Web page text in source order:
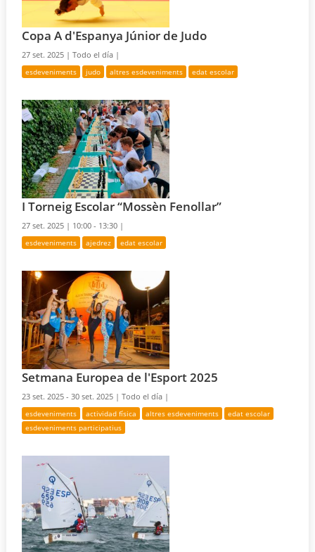
Copa A d'Espanya Júnior de Judo
27 set. 2025 |Todo el día |
esdeveniments judo altres esdeveniments edat escolar
I Torneig Escolar “Mossèn Fenollar”
27 set. 2025 | 10:00 - 13:30 |
esdeveniments ajedrez edat escolar
Setmana Europea de l'Esport 2025
23 set. 2025 - 30 set. 2025 |Todo el día |
esdeveniments actividad física altres esdeveniments
edat escolar
esdeveniments participatius